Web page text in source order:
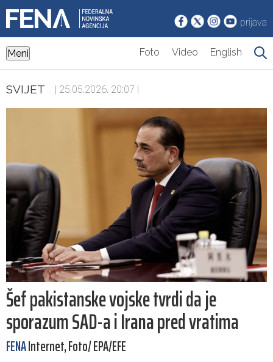
prijava
Meni Foto Video English
SVIJET | 25.05.2026. 20:07 |
Šef pakistanske vojske tvrdi da je
sporazum SAD-a i Irana pred vratima
FENAInternet, Foto/ EPA/EFE